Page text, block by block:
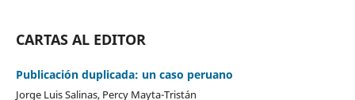
CARTAS AL EDITOR
Publicación duplicada: un caso peruano
Jorge Luis Salinas, Percy Mayta-Tristán